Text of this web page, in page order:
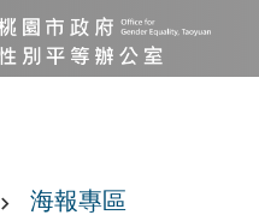
海報專區